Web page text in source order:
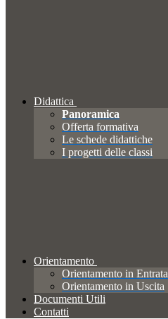
Didattica
Panoramica
Offerta formativa
Le schede didattiche
I progetti delle classi
Orientamento
Orientamento in Entrata
Orientamento in Uscita
Documenti Utili
Contatti